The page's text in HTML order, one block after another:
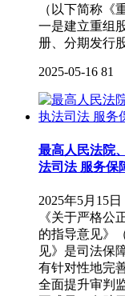
（以下简称《
一是建立重组
册、分期发行
2025-05-16 81
最高人民法院
法司法 服务保
2025年5月15
《关于严格公
的指导意见》
见》是司法保
有针对性地完
全面提升审判